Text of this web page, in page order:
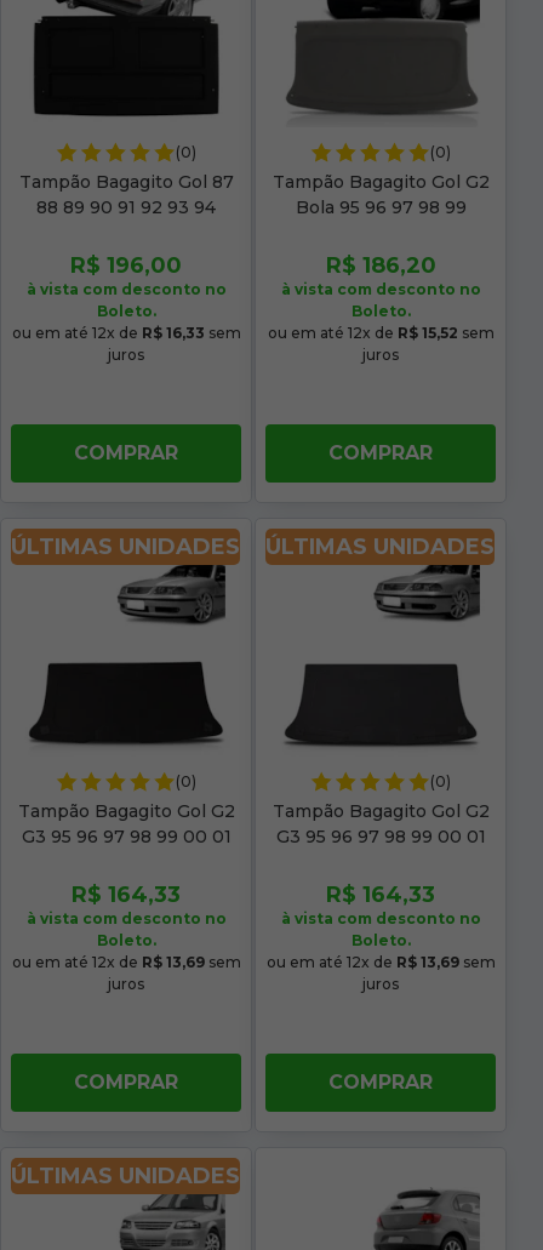
(0)
Tampão Bagagito Gol 87
88 89 90 91 92 93 94
R$ 196,00
à vista com desconto no
Boleto.
ou em até 12x de R$ 16,33 sem
juros
COMPRAR
(0)
Tampão Bagagito Gol G2
Bola 95 96 97 98 99
R$ 186,20
à vista com desconto no
Boleto.
ou em até 12x de R$ 15,52 sem
juros
COMPRAR
ÚLTIMAS UNIDADES
(0)
Tampão Bagagito Gol G2
G3 95 96 97 98 99 00 01
Acarpetado Preto
R$ 164,33
à vista com desconto no
Boleto.
ou em até 12x de R$ 13,69sem
juros
COMPRAR
ÚLTIMAS UNIDADES
(0)
Tampão Bagagito Gol G2
G3 95 96 97 98 99 00 01
Grafite
R$ 164,33
à vista com desconto no
Boleto.
ou em até 12x de R$ 13,69sem
juros
COMPRAR
ÚLTIMAS UNIDADES